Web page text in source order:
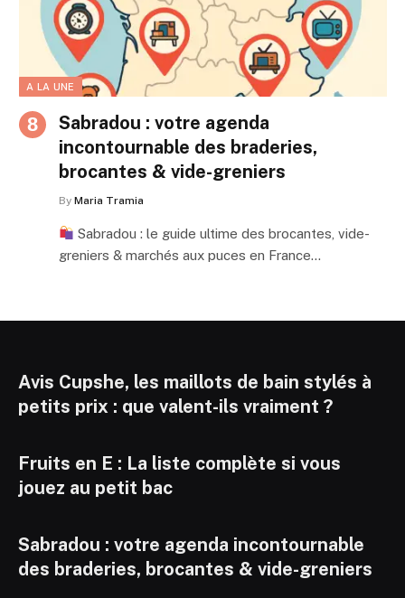
A LA UNE
Sabradou : votre agenda
incontournable des braderies,
brocantes & vide-greniers
By Maria Tramia
Sabradou : le guide ultime des brocantes, vide-
greniers & marchés aux puces en France…
Avis Cupshe, les maillots de bain stylés à
petits prix : que valent-ils vraiment ?
Fruits en E : La liste complète si vous
jouez au petit bac
Sabradou : votre agenda incontournable
des braderies, brocantes & vide-greniers